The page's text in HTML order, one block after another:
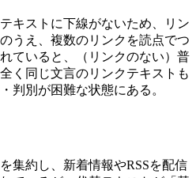
キストに下線がないため、リン
うえ、複数のリンクを読点でつ
ていると、（リンクのない）普
く同じ文言のリンクテキストも
判別が困難な状態にある。
集約し、新着情報やRSSを配信